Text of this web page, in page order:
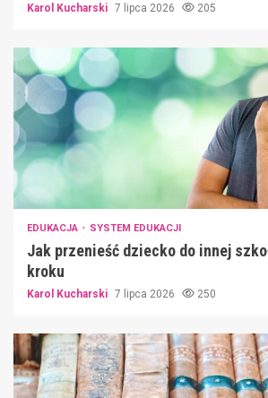
Karol Kucharski 7 lipca 2026 205
EDUKACJA SYSTEM EDUKACJI
Jak przenieść dziecko do innej
kroku
Karol Kucharski 7 lipca 2026 250